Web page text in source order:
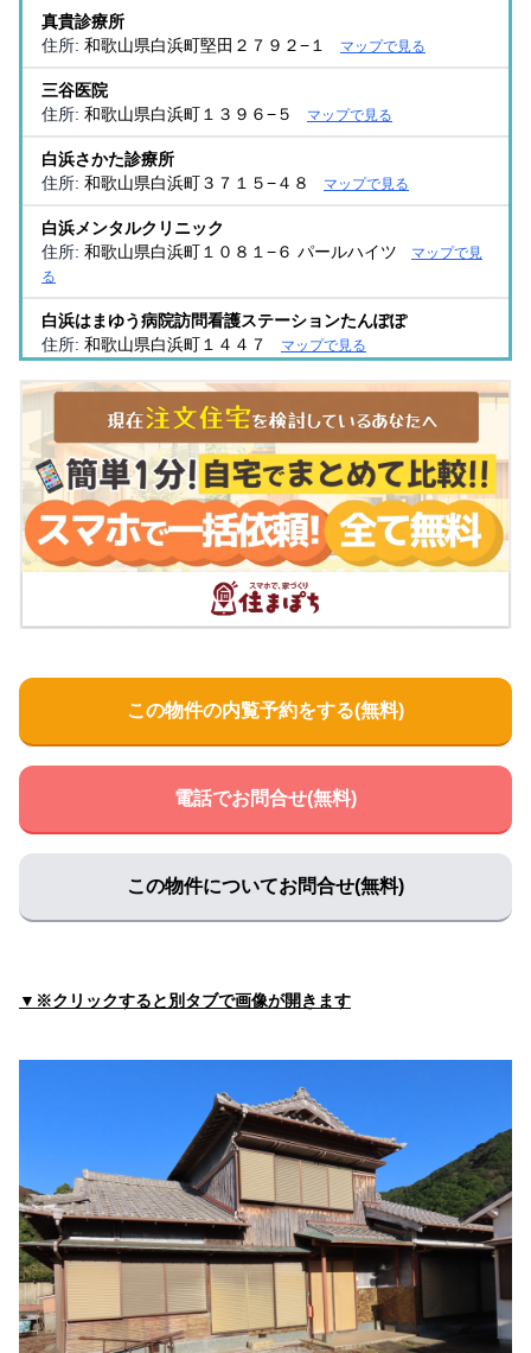
真貴診療所
住所: 和歌山県白浜町堅田２７９２−１ マップで見る
三谷医院
住所: 和歌山県白浜町１３９６−５ マップで見る
白浜さかた診療所
住所: 和歌山県白浜町３７１５−４８ マップで見る
白浜メンタルクリニック
住所: 和歌山県白浜町１０８１−６ パールハイツ
マップで見
る
白浜はまゆう病院訪問看護ステーションたんぽぽ
住所: 和歌山県白浜町１４４７ マップで見る
白浜はまゆう病院 人間ドック・健診センター
和歌山県白浜町１４４７ マップで見る
白浜はまゆう病院 通所リハビリテーションセンター
住所:和歌山県白浜町１４４７ マップで見る
堅田歯科医院
住所:
和歌山県白浜町堅田２０５１−１ マップで見る
白浜はまゆう病院在宅介護支援 センター
マップで見る
白浜町美の浦保健センター
和歌山県白浜町１４４７ マップで見る
（株）明光弘済会
和歌山県白浜町堅田２８２８ 番
アイン薬局 南紀白浜店
和歌山県白浜町１４６２−３ マップで見る
WILD ANIMAL MEDICAL CENTER
住所:和歌山県白浜町堅田 マップで見る
この物件の内覧予約をする(無料)
電話でお問合せ(無料)
この物件についてお問合せ(無料)
▼※クリックすると別タブで画像が開きます